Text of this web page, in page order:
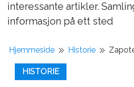
interessante artikler.
informasjon på ett sted
Hjemmeside Historie
HISTORIE